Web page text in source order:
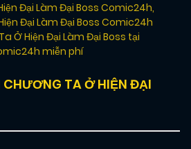
Đại Làm Đại Boss Comic24h,
Đại Làm Đại Boss Comic24h
Ở Hiện Đại Làm Đại Boss tại
miễn phí
CHƯƠNG TA Ở HIỆN ĐẠI